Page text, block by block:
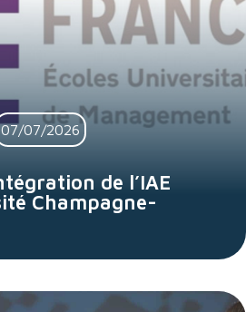
07/07/2026
de l’IAE
Champagne-